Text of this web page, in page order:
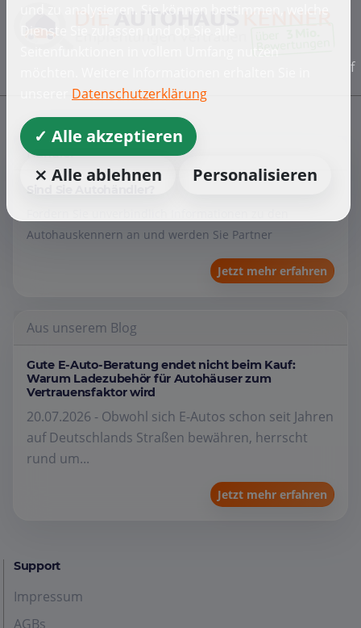
Händler
Sind Sie Autohändler?
Autohauskennern an und werden Sie Partner
Jetzt mehr erfahren
Aus unserem Blog
Gute E-Auto-Beratung endet nicht beim Kauf:
Warum Ladezubehör für Autohäuser zum
Vertrauensfaktor wird
20.07.2026 - Obwohl sich E-Autos schon seit Jahren
auf Deutschlands Straßen bewähren, herrscht
rund um...
Jetzt mehr erfahren
Support
Impressum
AGBs
und zu analysieren. Sie können bestimmen, welche
Dienste Sie zulassen und ob Sie alle
Seitenfunktionen in vollem Umfang nutzen
Datenschutzerklärung
✓ Alle akzeptieren
⨯ Alle ablehnen
Personalisieren
f